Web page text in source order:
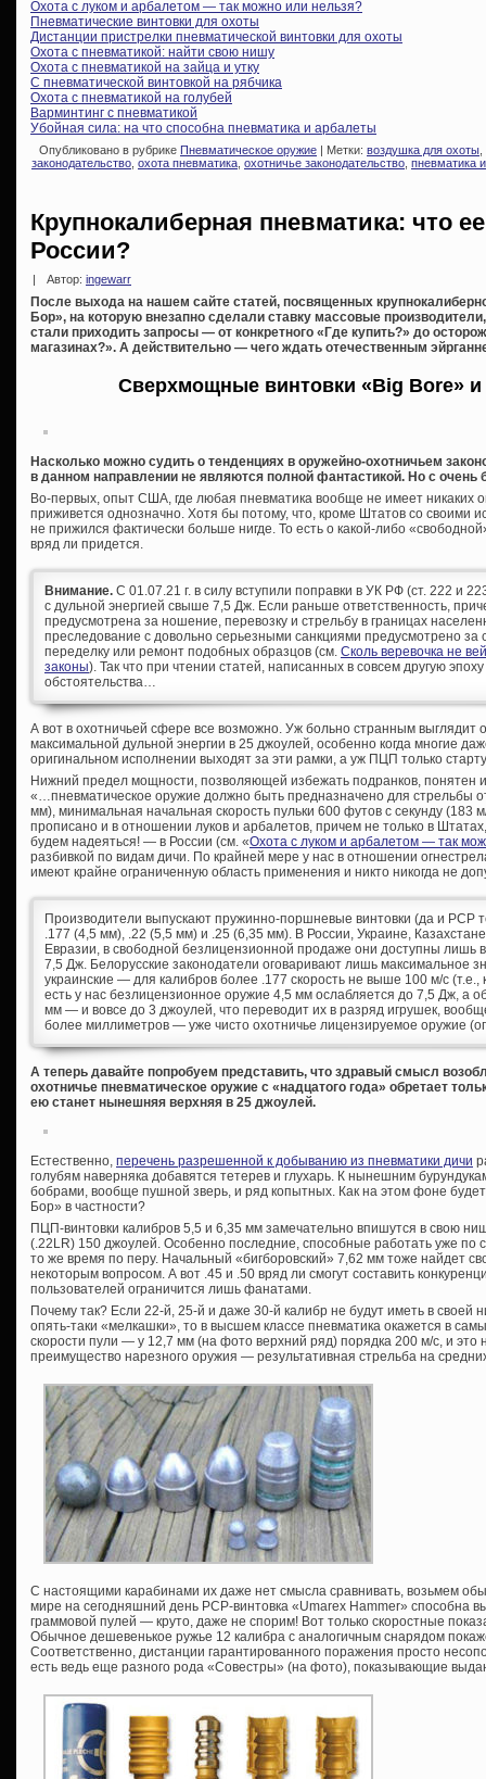
Охота с луком и арбалетом — так можно или нельзя?
Пневматические винтовки для охоты
Дистанции пристрелки пневматической винтовки для охоты
Охота с пневматикой: найти свою нишу
Охота с пневматикой на зайца и утку
С пневматической винтовкой на рябчика
Охота с пневматикой на голубей
Варминтинг с пневматикой
Убойная сила: на что способна пневматика и арбалеты
Опубликовано в рубрике Пневматическое оружие | Метки: воздушка для охоты
законодательство охота пневматика охотничье законодательство пневматика
Крупнокалиберная пневматика: что
России?
| Автор: ingewarr
После выхода на нашем сайте статей, посвященных
Бор», на которую внезапно сделали ставку массовые
стали приходить запросы — от конкретного «Где купить?» до
магазинах?». А действительно — чего ждать отечественным
Сверхмощные винтовки «Big Bore» и
Насколько можно судить о тенденциях в оружейно-охотничьем
в данном направлении не являются полной фантастикой. Но с очень
Во-первых, опыт США, где любая пневматика вообще не имеет никаких
приживется однозначно. Хотя бы потому, что, кроме Штатов со своими
не прижился фактически больше нигде. То есть о какой-либо
вряд ли придется.
Внимание. С 01.07.21 г. в силу вступили поправки в УК РФ (ст. 222 и
с дульной энергией свыше 7,5 Дж. Если раньше ответственность,
предусмотрена за ношение, перевозку и стрельбу в границах
преследование с довольно серьезными санкциями предусмотрено за
переделку или ремонт подобных образцов (см. Сколь веревочка не
законы). Так что при чтении статей, написанных в совсем другую
обстоятельства…
А вот в охотничьей сфере все возможно. Уж больно странным выглядит
максимальной дульной энергии в 25 джоулей, особенно когда многие
оригинальном исполнении выходят за эти рамки, а уж ПЦП только
Нижний предел мощности, позволяющей избежать подранков, понятен
«…пневматическое оружие должно быть предназначено для стрельбы
мм), минимальная начальная скорость пульки 600 футов с секунду (183
прописано и в отношении луков и арбалетов, причем не только в
будем надеяться! — в России (см. «Охота с луком и арбалетом — так
разбивкой по видам дичи. По крайней мере у нас в отношении
имеют крайне ограниченную область применения и никто никогда не
Производители выпускают пружинно-поршневые винтовки (да и PCP
.177 (4,5 мм), .22 (5,5 мм) и .25 (6,35 мм). В России, Украине,
Евразии, в свободной безлицензионной продаже они доступны лишь
7,5 Дж. Белорусские законодатели оговаривают лишь максимальное
украинские — для калибров более .177 скорость не выше 100 м/с (т.е.,
есть у нас безлицензионное оружие 4,5 мм ослабляется до 7,5 Дж, а
мм — и вовсе до 3 джоулей, что переводит их в разряд игрушек,
более миллиметров — уже чисто охотничье лицензируемое оружие
А теперь давайте попробуем представить, что здравый смысл
охотничье пневматическое оружие с «надцатого года» обретает
ею станет нынешняя верхняя в 25 джоулей.
Естественно, перечень разрешенной к добыванию из пневматики дичи
голубям наверняка добавятся тетерев и глухарь. К нынешним
бобрами, вообще пушной зверь, и ряд копытных. Как на этом фоне
Бор» в частности?
ПЦП-винтовки калибров 5,5 и 6,35 мм замечательно впишутся в свою
(.22LR) 150 джоулей. Особенно последние, способные работать уже по
то же время по перу. Начальный «бигборовский» 7,62 мм тоже найдет
некоторым вопросом. А вот .45 и .50 вряд ли смогут составить
пользователей ограничится лишь фанатами.
Почему так? Если 22-й, 25-й и даже 30-й калибр не будут иметь в своей
опять-таки «мелкашки», то в высшем классе пневматика окажется в
скорости пули — у 12,7 мм (на фото верхний ряд) порядка 200 м/с, и это
преимущество нарезного оружия — результативная стрельба на
С настоящими карабинами их даже нет смысла сравнивать, возьмем
мире на сегодняшний день PCP-винтовка «Umarex Hammer» способна
граммовой пулей — круто, даже не спорим! Вот только скоростные
Обычное дешевенькое ружье 12 калибра с аналогичным снарядом
Соответственно, дистанции гарантированного поражения просто
есть ведь еще разного рода «Совестры» (на фото), показывающие